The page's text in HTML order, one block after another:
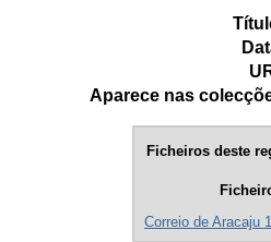
Aparece nas
Ficheiros deste
Correio de Aracaju